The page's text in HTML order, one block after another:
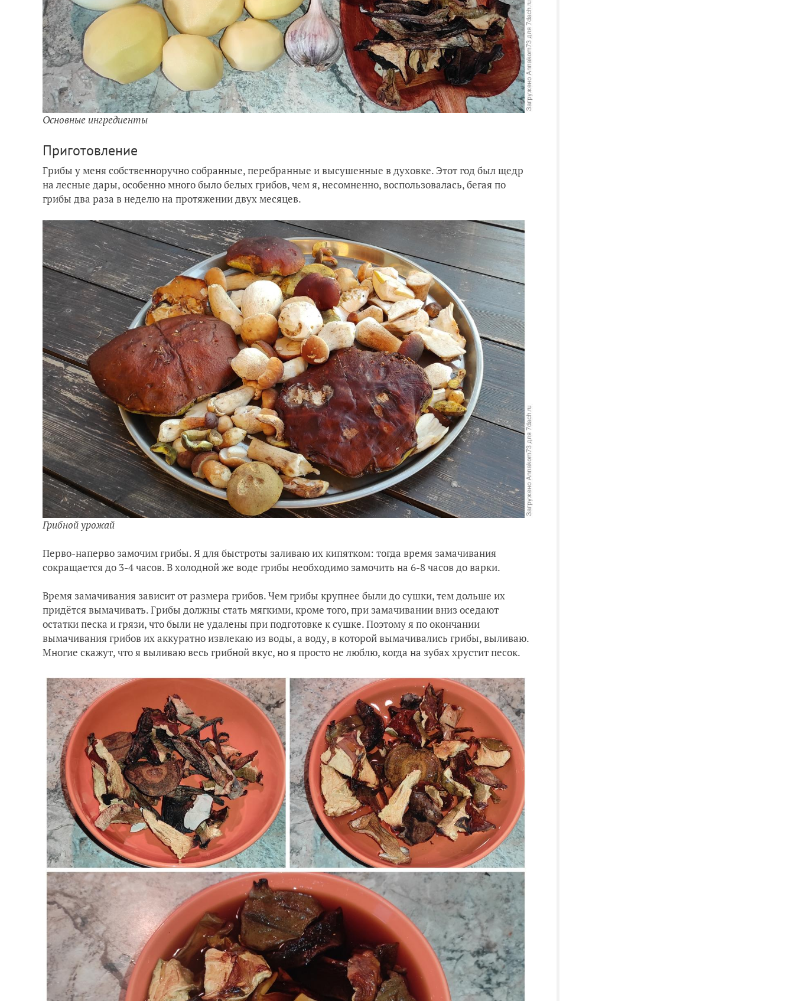
Основные ингредиенты
Приготовление
Грибы у меня собственноручно собранные, перебранные и высушенные в духовке. Этот год был щедр
на лесные дары, особенно много было белых грибов, чем я, несомненно, воспользовалась, бегая по
грибы два раза в неделю на протяжении двух месяцев.
Грибной урожай
Перво-наперво замочим грибы. Я для быстроты заливаю их кипятком: тогда время замачивания
сокращается до 3-4 часов. В холодной же воде грибы необходимо замочить на 6-8 часов до варки.
Время замачивания зависит от размера грибов. Чем грибы крупнее были до сушки, тем дольше их
придётся вымачивать. Грибы должны стать мягкими, кроме того, при замачивании вниз оседают
остатки песка и грязи, что были не удалены при подготовке к сушке. Поэтому я по окончании
вымачивания грибов их аккуратно извлекаю из воды, а воду, в которой вымачивались грибы, выливаю.
Многие скажут, что я выливаю весь грибной вкус, но я просто не люблю, когда на зубах хрустит песок.